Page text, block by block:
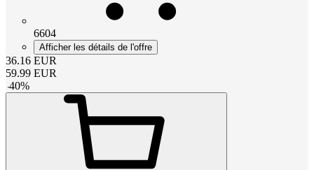
6604
Afficher les détails de l'offre
36.16 EUR
59.99 EUR
-40%